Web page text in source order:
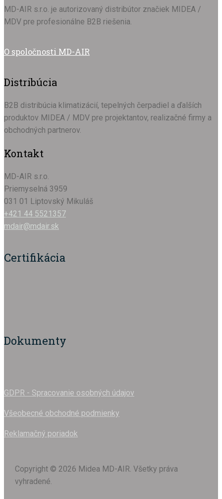
MD-AIR s.r.o. je autorizovaný distribútor značiek MIDEA /
MDV pre profesionálne B2B riešenia.
O spoločnosti MD-AIR
Distribúcia
B2B distribúcia klimatizácií, tepelných čerpadiel a ďalších
produktov MIDEA / MDV pre projektantov, realizačné firmy a
obchodných partnerov.
Kontakt
MD-AIR s.r.o.
Priemyselná 3959
031 01 Liptovský Mikuláš
+421 44 5521357
mdair@mdair.sk
Certifikácia
Dokumenty
GDPR - Spracovanie osobných údajov
Všeobecné obchodné podmienky
Reklamačný poriadok
Copyright © 2026 Midea MD-AIR. Všetky práva
vyhradené.